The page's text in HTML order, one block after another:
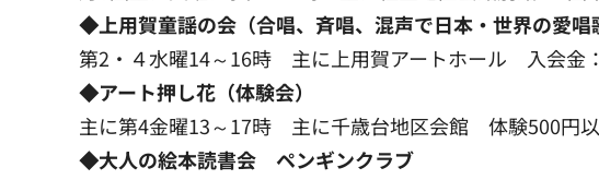
◆上用賀童謡の会（合唱、斉唱、混声で日本・世界の愛唱
第2・４水曜14～16時 主に上用賀アートホール 入会金
◆アート押し花（体験会）
主に第4金曜13～17時 主に千歳台地区会館 体験500円以
◆大人の絵本読書会 ペンギンクラブ